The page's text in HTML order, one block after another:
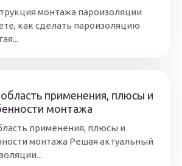
монтажа пароизоляции
как сделать пароизоляцию
применения, плюсы и
монтажа
применения, плюсы и
монтажа Решая актуальный